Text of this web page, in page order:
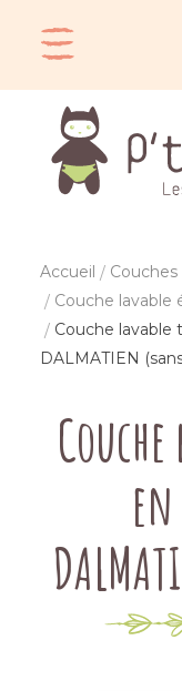
Accueil
Couche lavable
Couche lavable
DALMATIEN